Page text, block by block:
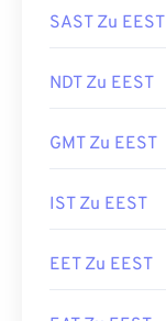
SAST Zu EEST
NDT Zu EEST
GMT Zu EEST
IST Zu EEST
EET Zu EEST